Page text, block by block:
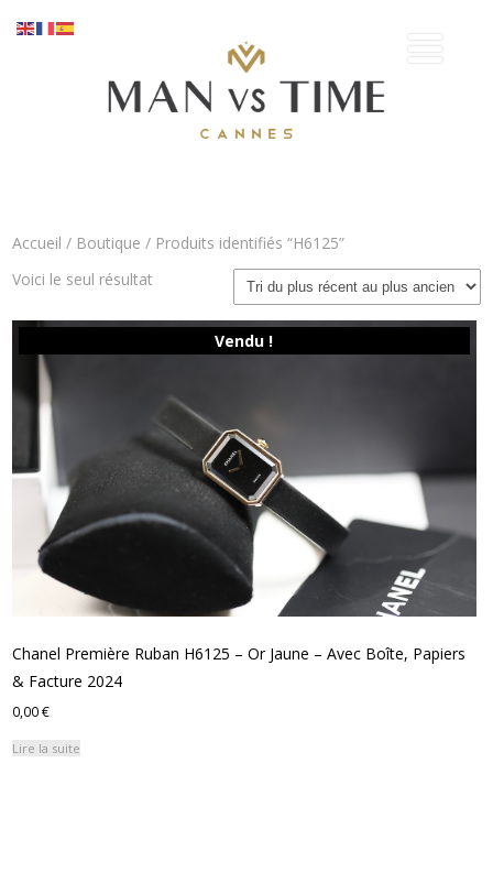
Accueil / Boutique / Produits identifiés “H6125”
Voici le seul résultat
Vendu !
Chanel Première Ruban H6125 – Or Jaune – Avec Boîte, Papiers
& Facture 2024
0,00€
Lire la suite